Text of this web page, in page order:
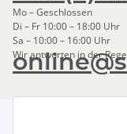
Mo – Geschlossen
Di – Fr 10:00 – 18:00 Uhr
Sa – 10:00 – 16:00 Uhr
Wir antworten in der